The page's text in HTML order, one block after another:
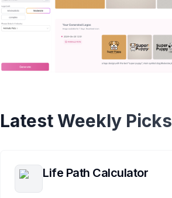
Latest Weekly Picks
Life Path Calculator